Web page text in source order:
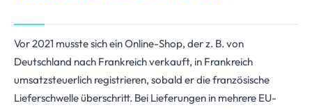
Vor 2021 musste sich ein Online-Shop, der z. B. von
Deutschland nach Frankreich verkauft, in Frankreich
umsatzsteuerlich registrieren, sobald er die französische
Lieferschwelle überschritt. Bei Lieferungen in mehrere EU-